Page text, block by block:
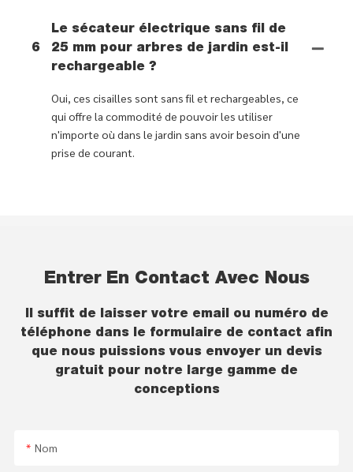
6
Le sécateur électrique sans fil de
25 mm pour arbres de jardin est-il
rechargeable ?
Oui, ces cisailles sont sans fil et rechargeables, ce
qui offre la commodité de pouvoir les utiliser
n'importe où dans le jardin sans avoir besoin d'une
prise de courant.
Entrer En Contact Avec Nous
Il suffit de laisser votre email ou numéro de
téléphone dans le formulaire de contact afin
que nous puissions vous envoyer un devis
gratuit pour notre large gamme de
conceptions
Nom